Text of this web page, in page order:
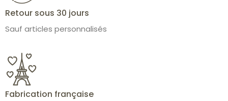
Retour sous 30 jours
Sauf articles personnalisés
Fabrication française